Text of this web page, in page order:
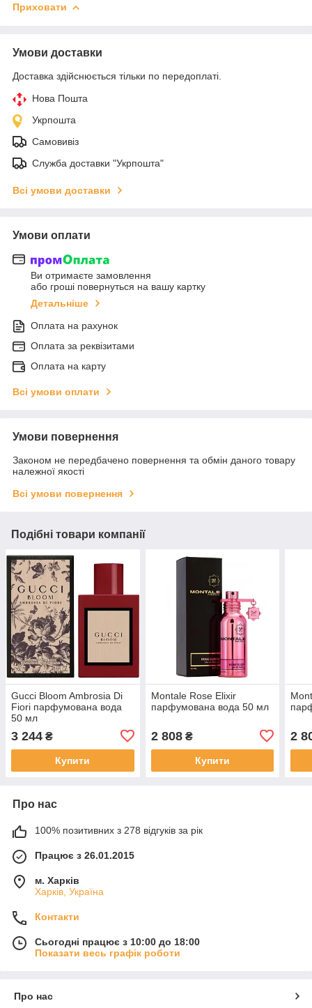
Приховати
Умови доставки
Доставка здійснюється тільки по передоплаті.
Нова Пошта
Укрпошта
Самовивіз
Служба доставки "Укрпошта"
Всі умови доставки
Умови оплати
Ви отримаєте замовлення
або гроші повернуться на вашу картку
Детальніше
Оплата на рахунок
Оплата за реквізитами
Оплата на карту
Всі умови оплати
Умови повернення
Законом не передбачено повернення та обмін даного товару
належної якості
Всі умови повернення
Подібні товари компанії
Gucci Bloom Ambrosia Di
Fiori парфумована вода
50 мл
3 244 ₴
Купити
Montale Rose Elixir
парфумована вода 50 мл
2 808₴
Купити
2
Про нас
100% позитивних з 278 відгуків за рік
Працює з 26.01.2015
м. Харків
Харків, Україна
Контакти
Сьогодні працює з 10:00 до 18:00
Показати весь графік роботи
Про нас